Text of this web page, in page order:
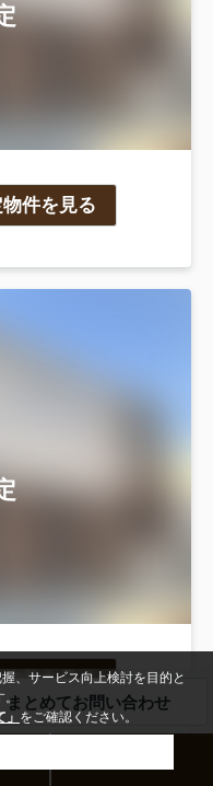
件を見る
件を見る
まとめてお問い合わせ
せ
、サービス向上検討を目的と
。
をご確認ください。